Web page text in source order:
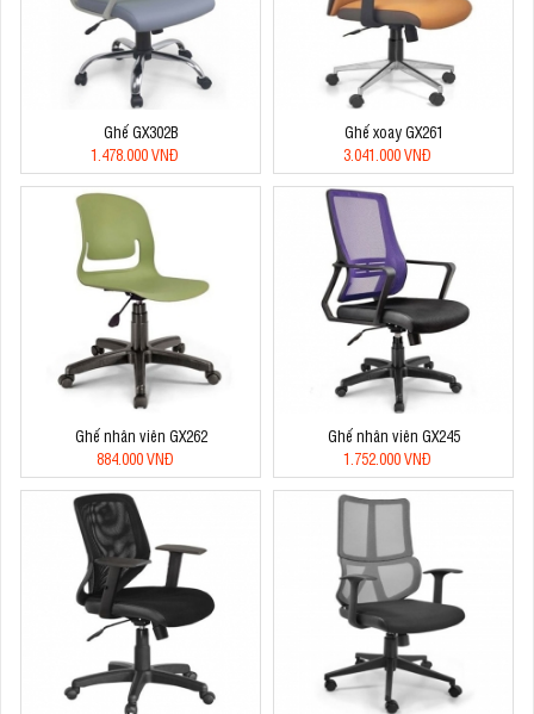
Ghế GX302B
1.478.000 VNĐ
Ghế xoay GX261
3.041.000 VNĐ
Ghế nhân viên GX262
884.000 VNĐ
Ghế nhân viên GX245
1.752.000 VNĐ